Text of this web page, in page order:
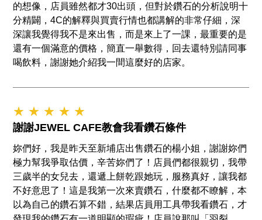
的想像，店員雖然都才30出頭，但對於鑽石的分析說明十
分精闢，4C的解釋與買賣行情也都講解的非常仔細，深
深讓我覺得我不是來出售，而是來上了一課，最重要的是
還有一個滿意的價格，簡直一舉數得，回去還特別請同事
喝飲料，謝謝她介紹我一間這麼好的店家。
★ ★ ★ ★ ★
謝謝JEWEL CAFE教會我看鑽石條件
妳們好，我是昨天至新埔店出售鑽石的楊小姐，謝謝妳們
極力幫我爭取估價，辛苦妳們了！店員們都很親切，我帶
三歲半的女兒去，還遞上餅乾跟她玩，服務真好，讓我都
不好意思了！這是我第一次來賣鑽石，什麼都不瞭解，本
以為自己的鑽石算不錯，結果店員用工具帶我看鑽石，才